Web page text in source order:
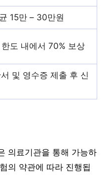
15만 – 30만원
도 내에서 70% 보상
및 영수증 제출 후 신
의료기관을 통해 가능하
의 약관에 따라 진행됩